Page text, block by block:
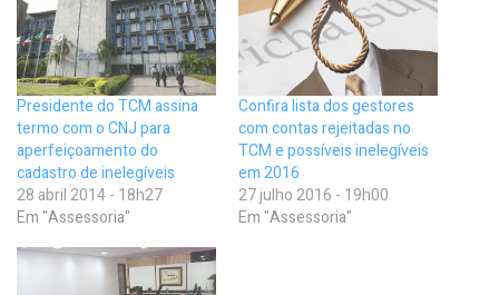
Presidente do TCM assina
termo com o CNJ para
aperfeiçoamento do
cadastro de inelegíveis
28 abril 2014 - 18h27
Em "Assessoria"
Confira lista dos gestores
com contas rejeitadas no
TCM e possíveis inelegíveis
em 2016
27 julho 2016 - 19h00
Em "Assessoria"